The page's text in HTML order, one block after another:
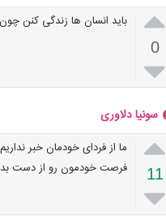

0

باید انسان ها زندگی کنن
سونیا دلاوری

11

ما از فردای خودمان خبر
فرصت خودمون رو از دست